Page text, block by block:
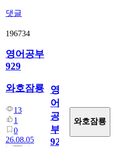
댓글
196734
영어공부
929
와호잠룡
13
1
0
26.08.05
영
어
공
부
929
와호잠룡